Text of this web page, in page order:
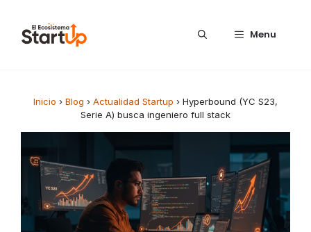
Menu
Inicio › Blog › Actualidad Startup › Hyperbound (YC S23,
Serie A) busca ingeniero full stack